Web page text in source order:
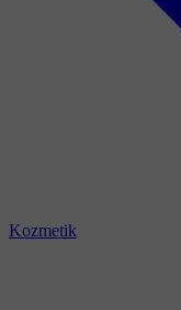
Kozmetik